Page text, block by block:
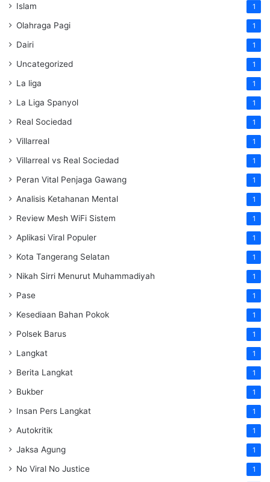
Islam 1
Olahraga Pagi 1
Dairi 1
Uncategorized 1
La liga 1
La Liga Spanyol 1
Real Sociedad 1
Villarreal 1
Villarreal vs Real Sociedad 1
Peran Vital Penjaga Gawang 1
Analisis Ketahanan Mental 1
Review Mesh WiFi Sistem 1
Aplikasi Viral Populer 1
Kota Tangerang Selatan 1
Nikah Sirri Menurut Muhammadiyah 1
Pase 1
Kesediaan Bahan Pokok 1
Polsek Barus 1
Langkat 1
Berita Langkat 1
Bukber 1
Insan Pers Langkat 1
Autokritik 1
Jaksa Agung 1
No Viral No Justice 1